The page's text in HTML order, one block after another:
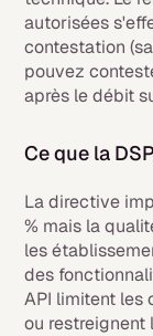
autorisées
contestation
pouvez
après le débit
Ce que la
La directive
% mais la
les
des
API limitent les
ou